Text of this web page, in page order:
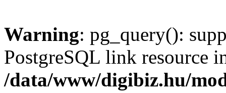
Warning: pg_query():
PostgreSQL link resource
/data/www/digibiz.hu/